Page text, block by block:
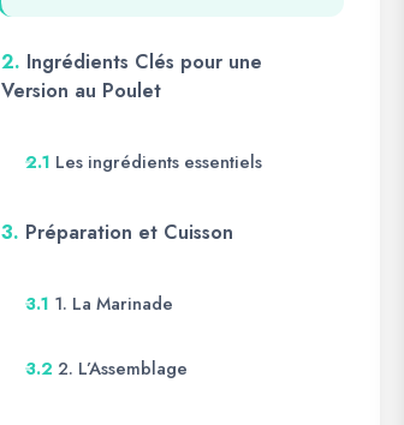
2. Ingrédients Clés pour une
Version au Poulet
2.1 Les ingrédients essentiels
3. Préparation et Cuisson
3.1 1. La Marinade
3.2 2. L’Assemblage